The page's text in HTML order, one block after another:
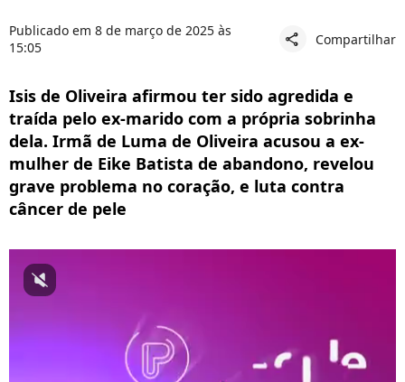
Publicado em 8 de março de 2025 às
15:05
share Compartilhar
Isis de Oliveira afirmou ter sido agredida e
traída pelo ex-marido com a própria sobrinha
dela. Irmã de Luma de Oliveira acusou a ex-
mulher de Eike Batista de abandono, revelou
grave problema no coração, e luta contra
câncer de pele